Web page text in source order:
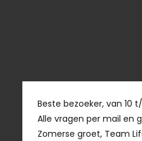
Argenta Tanum
Beste bezoeker, van 10
Alle vragen per mail en
Zomerse groet, Team